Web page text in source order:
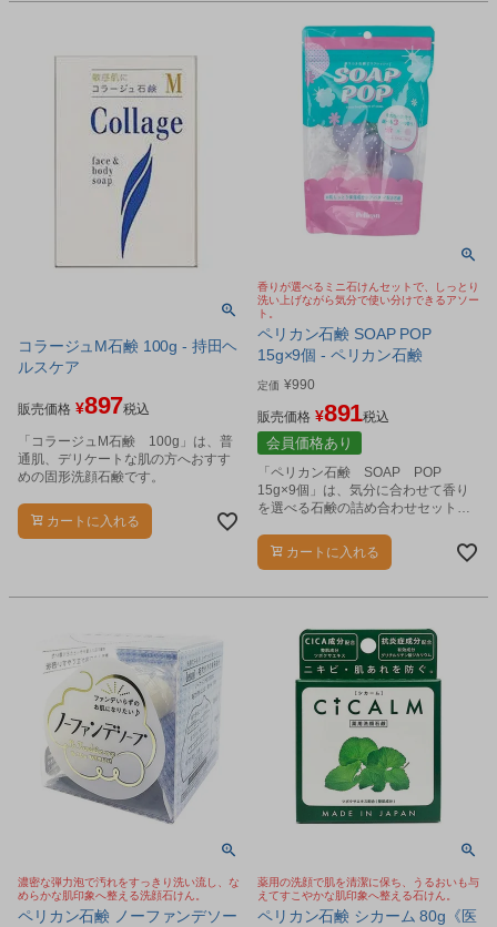
コラージュM石鹸 100g - 持田ヘ
ルスケア
販売価格 ¥897税込
「コラージュM石鹸 100g」は、普
通肌、デリケートな肌の方へおすす
めの固形洗顔石鹸です。
カートに入れる
香りが選べるミニ石けんセットで、しっとり
洗い上げながら気分で使い分けできるアソー
ト。
ペリカン石鹸 SOAP POP
15g×9個 - ペリカン石鹸
定価 ¥990
販売価格 ¥891税込
会員価格あり
「ペリカン石鹸 SOAP POP
15g×9個」は、気分に合わせて香り
を選べる石鹸の詰め合わせセットで
カートに入れる
濃密な弾力泡で汚れをすっきり洗い流し、な
めらかな肌印象へ整える洗顔石けん。
ペリカン石鹸 ノーファンデソー
薬用の洗顔で肌を清潔に保ち、うるおいも与
えてすこやかな肌印象へ整える石けん。
ペリカン石鹸 シカーム 80g《医